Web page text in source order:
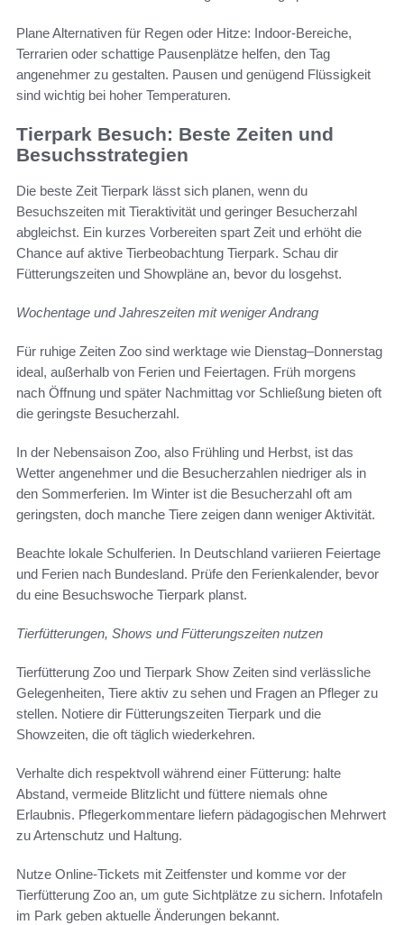
Plane Alternativen für Regen oder Hitze: Indoor-Bereiche,
Terrarien oder schattige Pausenplätze helfen, den Tag
angenehmer zu gestalten. Pausen und genügend Flüssigkeit
sind wichtig bei hoher Temperaturen.
Tierpark Besuch: Beste Zeiten und
Besuchsstrategien
Die beste Zeit Tierpark lässt sich planen, wenn du
Besuchszeiten mit Tieraktivität und geringer Besucherzahl
abgleichst. Ein kurzes Vorbereiten spart Zeit und erhöht die
Chance auf aktive Tierbeobachtung Tierpark. Schau dir
Fütterungszeiten und Showpläne an, bevor du losgehst.
Wochentage und Jahreszeiten mit weniger Andrang
Für ruhige Zeiten Zoo sind werktage wie Dienstag–Donnerstag
ideal, außerhalb von Ferien und Feiertagen. Früh morgens
nach Öffnung und später Nachmittag vor Schließung bieten oft
die geringste Besucherzahl.
In der Nebensaison Zoo, also Frühling und Herbst, ist das
Wetter angenehmer und die Besucherzahlen niedriger als in
den Sommerferien. Im Winter ist die Besucherzahl oft am
geringsten, doch manche Tiere zeigen dann weniger Aktivität.
Beachte lokale Schulferien. In Deutschland variieren Feiertage
und Ferien nach Bundesland. Prüfe den Ferienkalender, bevor
du eine Besuchswoche Tierpark planst.
Tierfütterungen, Shows und Fütterungszeiten nutzen
Tierfütterung Zoo und Tierpark Show Zeiten sind verlässliche
Gelegenheiten, Tiere aktiv zu sehen und Fragen an Pfleger zu
stellen. Notiere dir Fütterungszeiten Tierpark und die
Showzeiten, die oft täglich wiederkehren.
Verhalte dich respektvoll während einer Fütterung: halte
Abstand, vermeide Blitzlicht und füttere niemals ohne
Erlaubnis. Pflegerkommentare liefern pädagogischen Mehrwert
zu Artenschutz und Haltung.
Nutze Online-Tickets mit Zeitfenster und komme vor der
Tierfütterung Zoo an, um gute Sichtplätze zu sichern. Infotafeln
im Park geben aktuelle Änderungen bekannt.